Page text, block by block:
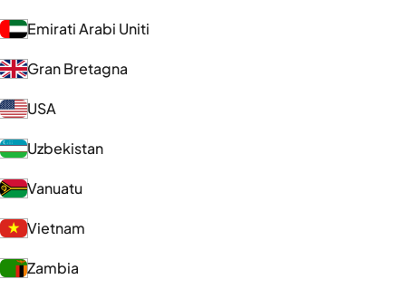
Emirati Arabi Uniti
Gran Bretagna
USA
Uzbekistan
Vanuatu
Vietnam
Zambia